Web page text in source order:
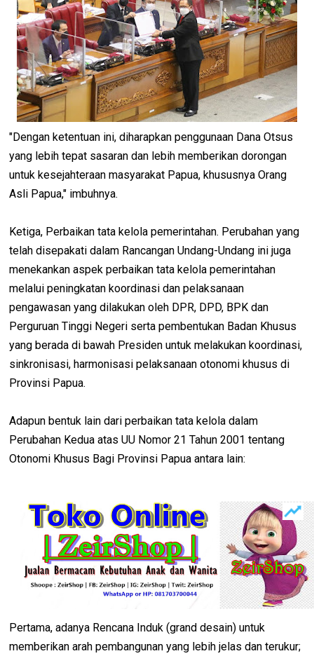
"Dengan ketentuan ini, diharapkan penggunaan Dana Otsus
yang lebih tepat sasaran dan lebih memberikan dorongan
untuk kesejahteraan masyarakat Papua, khususnya Orang
Asli Papua," imbuhnya.
Ketiga, Perbaikan tata kelola pemerintahan. Perubahan yang
telah disepakati dalam Rancangan Undang-Undang ini juga
menekankan aspek perbaikan tata kelola pemerintahan
melalui peningkatan koordinasi dan pelaksanaan
pengawasan yang dilakukan oleh DPR, DPD, BPK dan
Perguruan Tinggi Negeri serta pembentukan Badan Khusus
yang berada di bawah Presiden untuk melakukan koordinasi,
sinkronisasi, harmonisasi pelaksanaan otonomi khusus di
Provinsi Papua.
Adapun bentuk lain dari perbaikan tata kelola dalam
Perubahan Kedua atas UU Nomor 21 Tahun 2001 tentang
Otonomi Khusus Bagi Provinsi Papua antara lain:
Pertama, adanya Rencana Induk (grand desain) untuk
memberikan arah pembangunan yang lebih jelas dan terukur;